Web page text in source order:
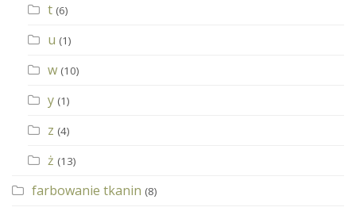
t (6)
u (1)
w (10)
y (1)
z (4)
ż (13)
farbowanie tkanin (8)